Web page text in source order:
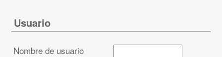
Usuario
Nombre de usuario